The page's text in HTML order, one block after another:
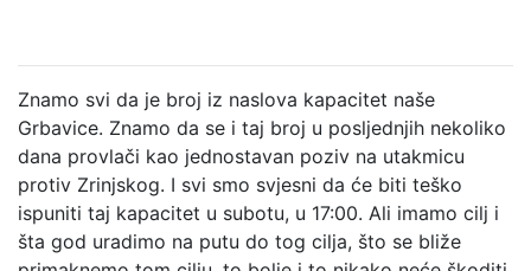
Znamo svi da je broj iz naslova kapacitet naše
Grbavice. Znamo da se i taj broj u posljednjih nekoliko
dana provlači kao jednostavan poziv na utakmicu
protiv Zrinjskog. I svi smo svjesni da će biti teško
ispuniti taj kapacitet u subotu, u 17:00. Ali imamo cilj i
šta god uradimo na putu do tog cilja, što se bliže